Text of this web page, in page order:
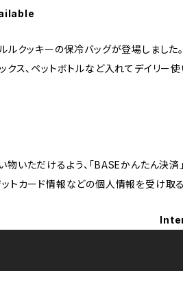
ルクッキーの保冷バッグが登場しました。
クス、ペットボトルなど入れてデイリー
いただけるよう、「BASEかんたん決
トカード情報などの個人情報を受け取